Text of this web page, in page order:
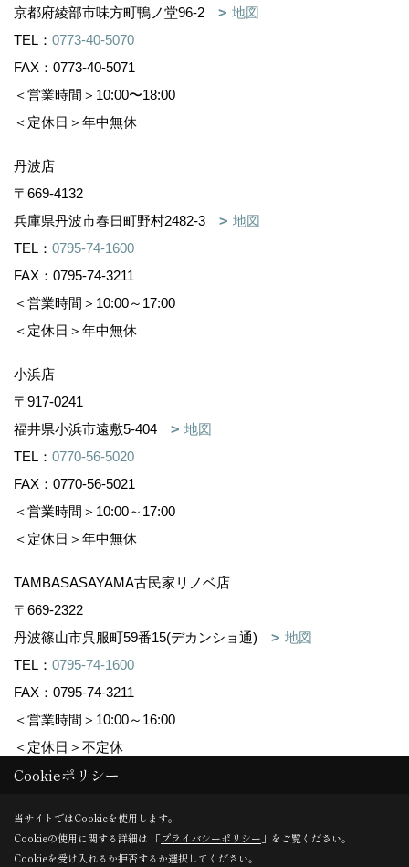
○人の生命、身体または財産の保護のために必要
個人データの共同利用
ールディングス
お客様の個人情報の管理
個人情報の開示、訂正、追加利用停
止、消去
当社が保有する個人情報について、お客様ご自身
が、開示、訂正、追加、利用停止、
口まで直接ご請求ください。
個人情報の安全管理の点から、法令の規定により
特別な手続きが定められている
場合を除き、必要な調査を行い、すみやかなに対
TEL0773-40-5070FAX 0773-40-5071
京都府綾部市味方町鴨ノ堂96-2
地図
TEL： 0773-40-5070
FAX：0773-40-5071
＜営業時間＞10:00〜18:00
＜定休日＞年中無休
丹波店
〒669-4132
兵庫県丹波市春日町野村2482-3
地図
TEL： 0795-74-1600
FAX：0795-74-3211
＜営業時間＞10:00～17:00
＜定休日＞年中無休
小浜店
〒917-0241
福井県小浜市遠敷5-404
地図
TEL： 0770-56-5020
FAX：0770-56-5021
＜営業時間＞10:00～17:00
＜定休日＞年中無休
TAMBASASAYAMA古民家リノベ店
〒669-2322
丹波篠山市呉服町59番15(デカンショ通)
地図
TEL： 0795-74-1600
FAX：0795-74-3211
＜営業時間＞10:00～16:00
＜定休日＞不定休
Copyright (c) 株式会社森下住建. All Rights Reserved.
Produced byゴデスクリエイト
Cookieポリシー
当サイトではCookieを使用します。
Cookieの使用に関する詳細は 「プライバシーポリシー 」をご覧ください。
Cookieを受け入れるか拒否するか選択してください。